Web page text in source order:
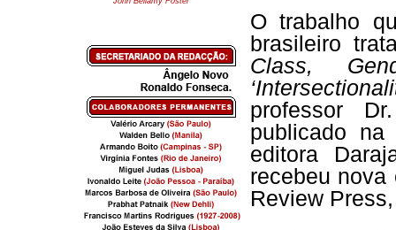
O trabalho
brasileiro
Class,
professor
publicado
editora
recebeu
Review